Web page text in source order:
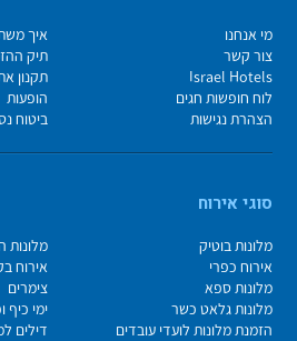
מי אנחנו
איך
צור קשר
תיק
Israel Hotels
תקנון
לוח חופשות חגים
הופעות
הצהרת נגישות
ביטוח
סוגי אירוח
מלונות בוטיק
מלונות
אירוח כפרי
אירוח
מלונות ספא
צימרים
מלונות גלאט כשר
ימי כיף
הזמנת מלונות לועדי עובדים
דילים